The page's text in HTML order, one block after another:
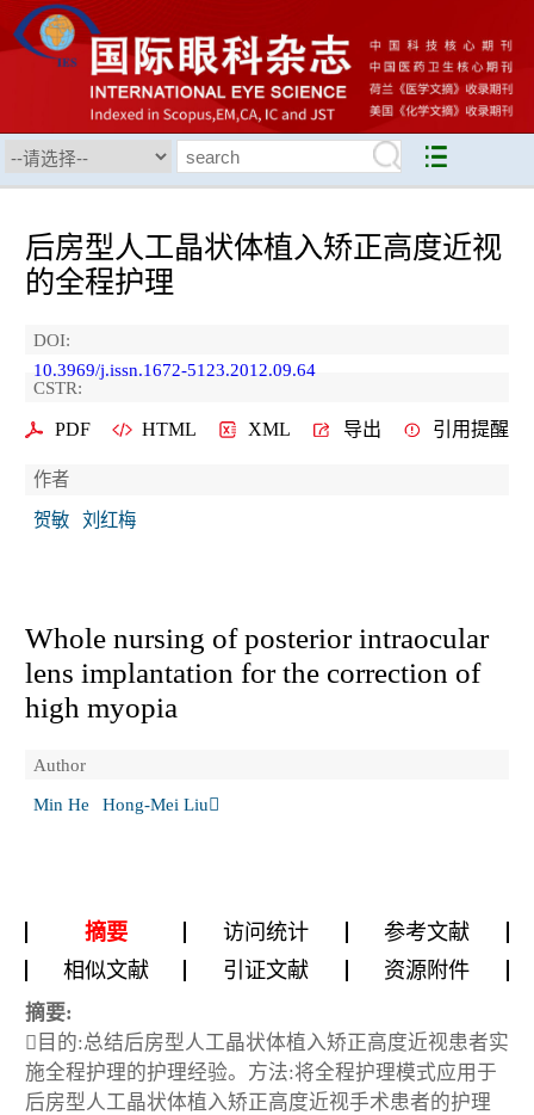
后房型人工晶状体植入矫正高度近视
的全程护理
DOI:
10.3969/j.issn.1672-5123.2012.09.64
CSTR:
PDF HTML XML 导出 引用提醒
作者
贺敏
刘红梅
Whole nursing of posterior intraocular
lens implantation for the correction of
high myopia
Author
Min He
Hong-Mei Liu
摘要 访问统计
参考文献
相似文献
引证文献 资源附件
摘要:
目的:总结后房型人工晶状体植入矫正高度近视患者实
施全程护理的护理经验。方法:将全程护理模式应用于
后房型人工晶状体植入矫正高度近视手术患者的护理